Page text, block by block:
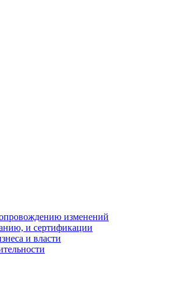
изменений
и сертификации
и власти